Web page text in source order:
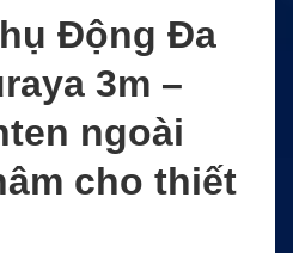
Động Đa
3m –
ngoài
cho thiết